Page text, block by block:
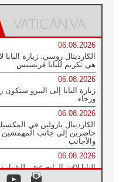
06.08.2026
الكاردينال روسي: زيارة البابا
هي تكريم للبابا فرنسيس
06.08.2026
زيارة البابا إلى البيرو
ورجاء
06.08.2026
الكاردينال بارولين في
حاضرين إلى جانب المهمشين
والأجانب
06.08.2026
البابا لاوُن الرابع عشر
"أوروبا والعالم يبحثان